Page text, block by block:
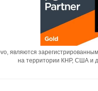
являются
на территории КНР, США и